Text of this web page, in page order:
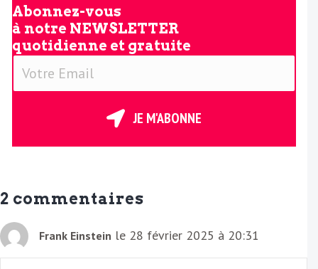
Abonnez-vous
à notre NEWSLETTER
quotidienne et gratuite
V
E
i
l
JE M'ABONNE
2 commentaires
Frank Einstein le 28 février 2025 à 20:31